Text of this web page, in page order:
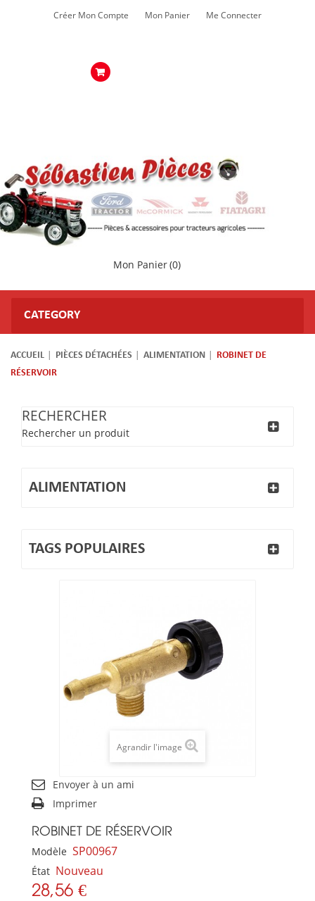
Créer Mon Compte Mon Panier Me Connecter
Mon Panier(0)
CATEGORY
ACCUEIL PIÈCES DÉTACHÉES ALIMENTATION
ROBINET DE
RÉSERVOIR
RECHERCHER
Rechercher un produit
ALIMENTATION
TAGS POPULAIRES
Agrandir l'image
Envoyer à un ami
Imprimer
ROBINET DE RÉSERVOIR
Modèle SP00967
État Nouveau
28,56 €